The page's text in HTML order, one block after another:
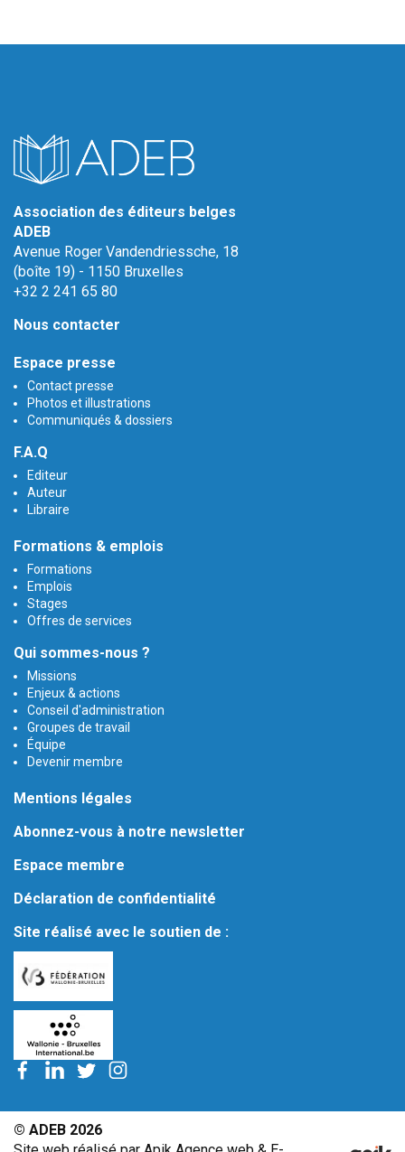
Association des éditeurs belges
ADEB
Avenue Roger Vandendriessche, 18
(boîte 19) - 1150 Bruxelles
+32 2 241 65 80
Nous contacter
Espace presse
Contact presse
Photos et illustrations
Communiqués & dossiers
F.A.Q
Editeur
Auteur
Libraire
Formations & emplois
Formations
Emplois
Stages
Offres de services
Qui sommes-nous ?
Missions
Enjeux & actions
Conseil d'administration
Groupes de travail
Équipe
Devenir membre
Mentions légales
Abonnez-vous à notre newsletter
Espace membre
Déclaration de confidentialité
Site réalisé avec le soutien de :
© ADEB 2026